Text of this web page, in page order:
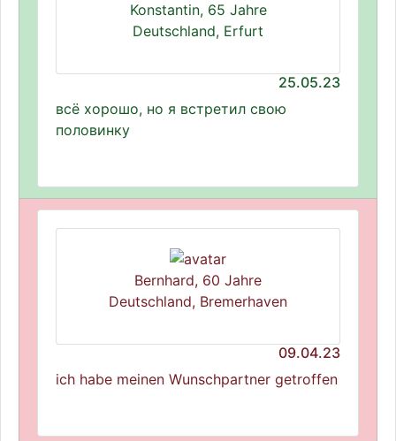
Konstantin, 65 Jahre
Deutschland, Erfurt
25.05.23
всё хорошо, но я встретил свою
половинку
Bernhard, 60 Jahre
Deutschland, Bremerhaven
09.04.23
ich habe meinen Wunschpartner getroffen